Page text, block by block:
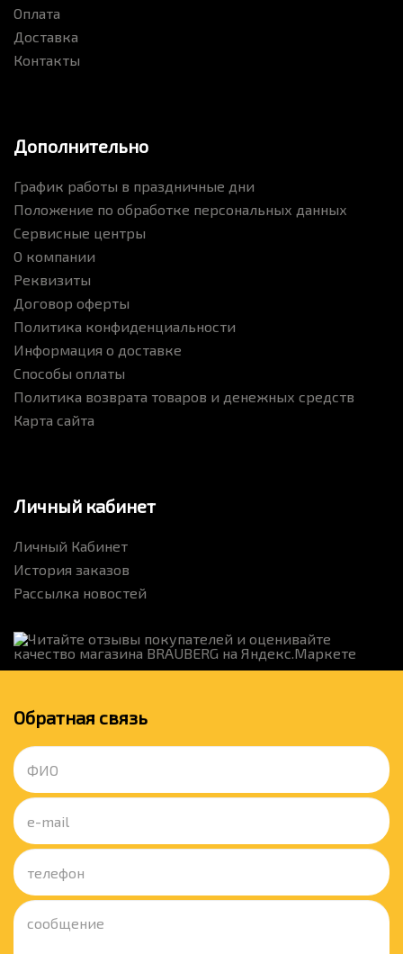
Оплата
Доставка
Контакты
Дополнительно
График работы в праздничные дни
Положение по обработке персональных данных
Сервисные центры
О компании
Реквизиты
Договор оферты
Политика конфиденциальности
Информация о доставке
Способы оплаты
Политика возврата товаров и денежных средств
Карта сайта
Личный кабинет
Личный Кабинет
История заказов
Рассылка новостей
Обратная связь